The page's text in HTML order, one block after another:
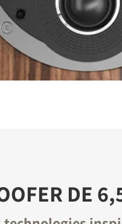
DE